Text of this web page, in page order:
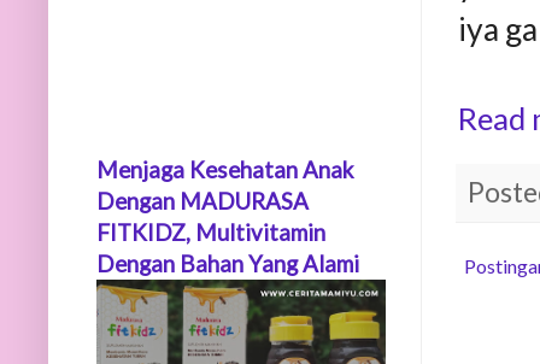
iya
Read
Menjaga Kesehatan Anak
Dengan MADURASA
FITKIDZ, Multivitamin
Dengan Bahan Yang Alami